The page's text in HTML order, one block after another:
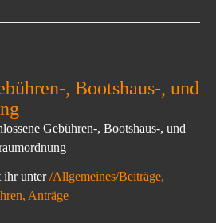
, Bootshaus-, und
Gebühren-, Bootshaus-, und
ihr unter/Allgemeines/Beiträge,
Anträge